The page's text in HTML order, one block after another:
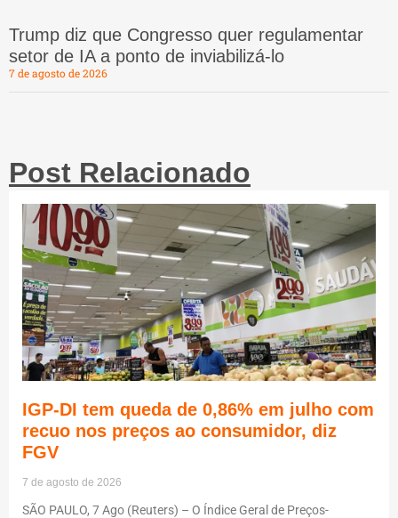
Trump diz que Congresso quer regulamentar
setor de IA a ponto de inviabilizá-lo
7 de agosto de 2026
Post Relacionado
IGP-DI tem queda de 0,86% em julho com
recuo nos preços ao consumidor, diz
FGV
7 de agosto de 2026
SÃO PAULO, 7 Ago (Reuters) – O Índice Geral de Preços-